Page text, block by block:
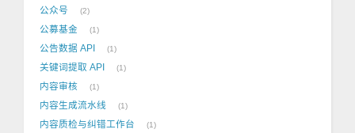
公众号 2
公募基金 1
公告数据 API 1
关键词提取 API 1
内容审核 1
内容生成流水线 1
内容质检与纠错工作台 1